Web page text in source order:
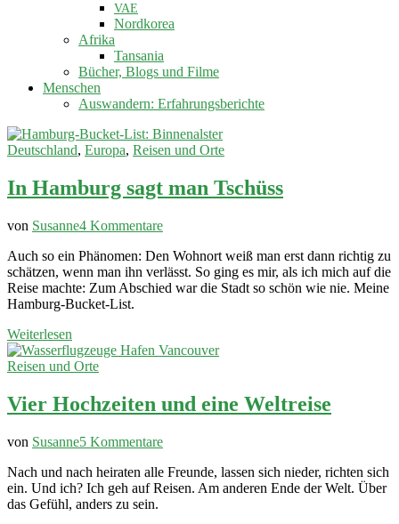
VAE
Nordkorea
Afrika
Tansania
Bücher, Blogs und Filme
Menschen
Auswandern: Erfahrungsberichte
Deutschland, Europa, Reisen und Orte
In Hamburg sagt man Tschüss
von Susanne4 Kommentarezu
Hamburg
sagt
man
Auch so ein Phänomen: Den Wohnort weiß man erst dann richtig zu
schätzen, wenn man ihn verlässt. So ging es mir, als ich mich auf die
Reise machte: Zum Abschied war die Stadt so schön wie nie. Meine
Hamburg-Bucket-List.
Weiterlesen
Reisen und Orte
Vier Hochzeiten und eine Weltreise
von Susanne5 Kommentarezu
Hochzeiten
und
Nach und nach heiraten alle Freunde, lassen sich nieder, richten sich
ein. Und ich? Ich geh auf Reisen. Am anderen Ende der Welt. Über
das Gefühl, anders zu sein.